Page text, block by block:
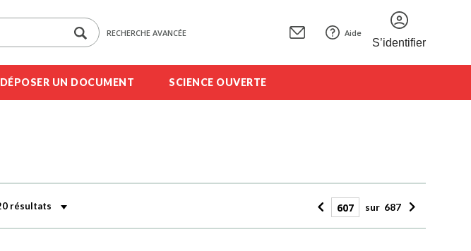
RECHERCHE AVANCÉE Aide
S’identifier
DÉPOSER UN DOCUMENT SCIENCE OUVERTE
sur 687